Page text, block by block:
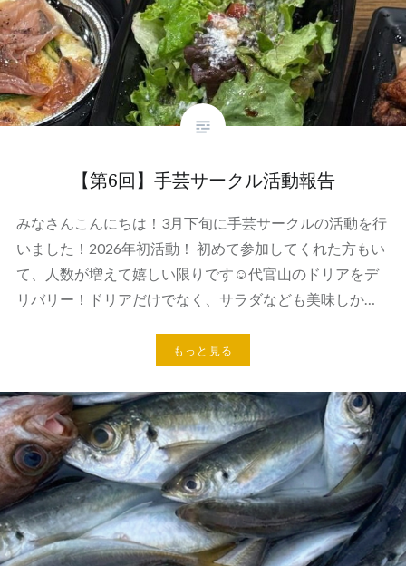
【第6回】手芸サークル活動報告
みなさんこんにちは！3月下旬に手芸サークルの活動を行
いました！2026年初活動！ 初めて参加してくれた方もい
て、人数が増えて嬉しい限りです☺代官山のドリアをデ
リバリー！ドリアだけでなく、サラダなども美味しか…
もっと見る